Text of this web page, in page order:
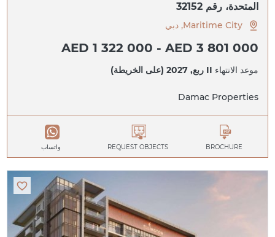
المتحدة، رقم 32152
Maritime City, دبي
AED 1 322 000 - AED 3 801 000
موعد الانتهاء II ربع, 2027 (على الخريطة)
Damac Properties
BROCHURE
REQUEST OBJECTS واتساب